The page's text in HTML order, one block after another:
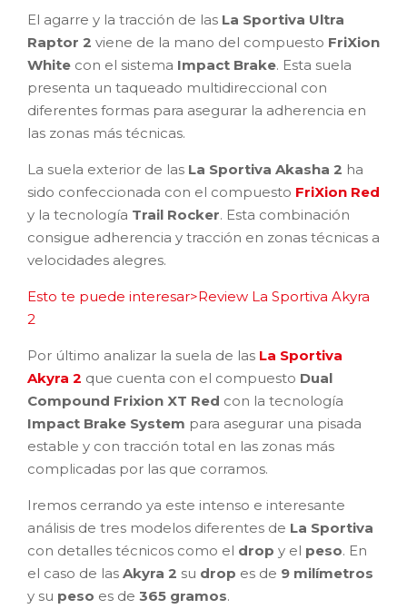
El agarre y la tracción de las La Sportiva Ultra
Raptor 2 viene de la mano del compuesto FriXion
White con el sistema Impact Brake. Esta suela
presenta un taqueado multidireccional con
diferentes formas para asegurar la adherencia en
las zonas más técnicas.
La suela exterior de las La Sportiva Akasha 2 ha
sido confeccionada con el compuesto FriXion Red
y la tecnología Trail Rocker. Esta combinación
consigue adherencia y tracción en zonas técnicas a
velocidades alegres.
Esto te puede interesar>Review La Sportiva Akyra
2
Por último analizar la suela de las La Sportiva
Akyra 2 que cuenta con el compuesto Dual
Compound Frixion XT Red con la tecnología
Impact Brake System para asegurar una pisada
estable y con tracción total en las zonas más
complicadas por las que corramos.
Iremos cerrando ya este intenso e interesante
análisis de tres modelos diferentes de La Sportiva
con detalles técnicos como el drop y el peso. En
el caso de las Akyra 2 su drop es de 9 milímetros
y su peso es de 365 gramos.